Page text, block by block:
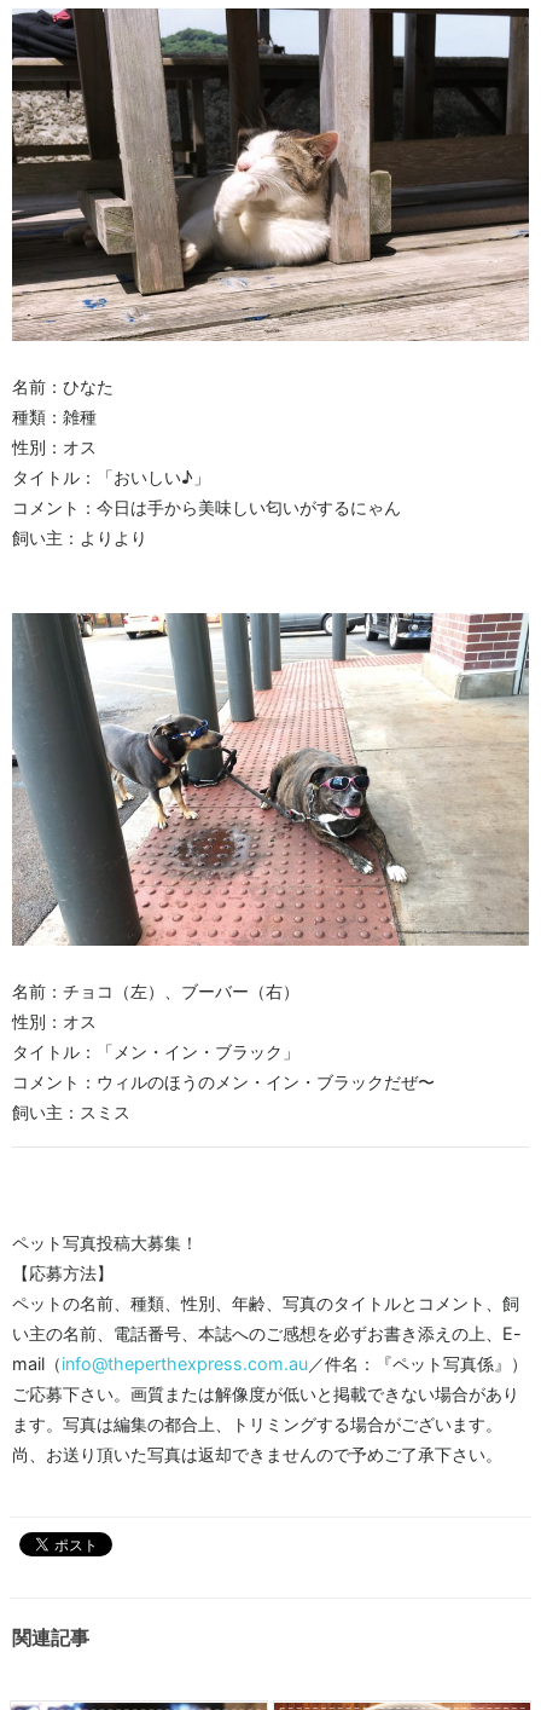
名前：ひなた
種類：雑種
性別：オス
タイトル：「おいしい♪」
コメント：今日は手から美味しい匂いがするにゃん
飼い主：よりより
名前：チョコ（左）、ブーバー（右）
性別：オス
タイトル：「メン・イン・ブラック」
コメント：ウィルのほうのメン・イン・ブラックだぜ〜
飼い主：スミス
ペット写真投稿大募集！
【応募方法】
ペットの名前、種類、性別、年齢、写真のタイトルとコメント、飼
い主の名前、電話番号、本誌へのご感想を必ずお書き添えの上、E-
mail（info@theperthexpress.com.au／件名：『ペット写真係』）
ご応募下さい。画質または解像度が低いと掲載できない場合があり
ます。写真は編集の都合上、トリミングする場合がございます。
尚、お送り頂いた写真は返却できませんので予めご了承下さい。
関連記事